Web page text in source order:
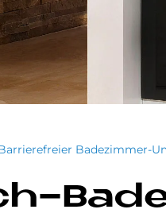
Badezimmer-